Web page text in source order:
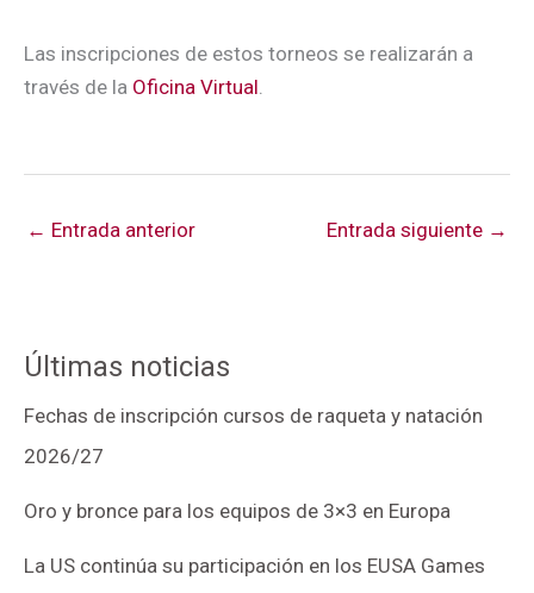
Las inscripciones de estos torneos se realizarán a
través de la Oficina Virtual
← Entrada anterior Entrada siguiente →
Últimas noticias
Fechas de inscripción cursos de raqueta y natación
2026/27
Oro y bronce para los equipos de 3×3 en Europa
La US continúa su participación en los EUSA Games